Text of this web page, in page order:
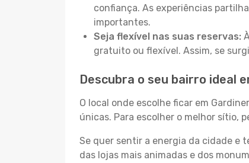
confiança. As experiências
importantes.
Seja flexível nas suas reservas:
gratuito ou flexível. Assim, se
Descubra o seu bairro ideal
O local onde escolhe ficar em
únicas. Para escolher o melhor sítio,
Se quer sentir a energia da cidade e
das lojas mais animadas e dos